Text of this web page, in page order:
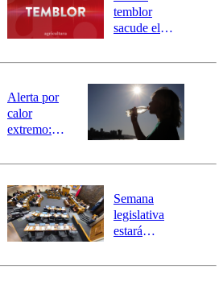
activa
mensajería
SAE
temblor
sacude el
revisa la
epicentro
Alerta por
calor
extremo:
activa Alerta
Preventiva en
tres comunas
Semana
legislativa
estará
el fin de la